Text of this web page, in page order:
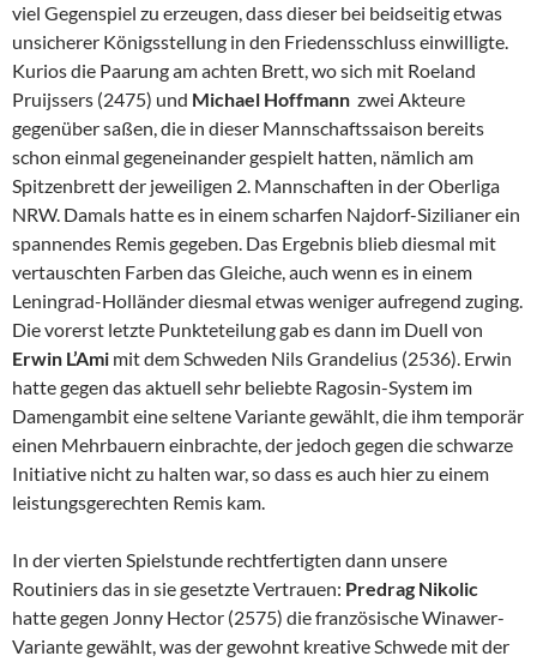
viel Gegenspiel zu erzeugen, dass dieser bei beidseitig etwas
unsicherer Königsstellung in den Friedensschluss einwilligte.
Kurios die Paarung am achten Brett, wo sich mit Roeland
Pruijssers (2475) und Michael Hoffmann zwei Akteure
gegenüber saßen, die in dieser Mannschaftssaison bereits
schon einmal gegeneinander gespielt hatten, nämlich am
Spitzenbrett der jeweiligen 2. Mannschaften in der Oberliga
NRW. Damals hatte es in einem scharfen Najdorf-Sizilianer ein
spannendes Remis gegeben. Das Ergebnis blieb diesmal mit
vertauschten Farben das Gleiche, auch wenn es in einem
Leningrad-Holländer diesmal etwas weniger aufregend zuging.
Die vorerst letzte Punkteteilung gab es dann im Duell von
Erwin L’Ami mit dem Schweden Nils Grandelius (2536). Erwin
hatte gegen das aktuell sehr beliebte Ragosin-System im
Damengambit eine seltene Variante gewählt, die ihm temporär
einen Mehrbauern einbrachte, der jedoch gegen die schwarze
Initiative nicht zu halten war, so dass es auch hier zu einem
leistungsgerechten Remis kam.
In der vierten Spielstunde rechtfertigten dann unsere
Routiniers das in sie gesetzte Vertrauen: Predrag Nikolic
hatte gegen Jonny Hector (2575) die französische Winawer-
Variante gewählt, was der gewohnt kreative Schwede mit der